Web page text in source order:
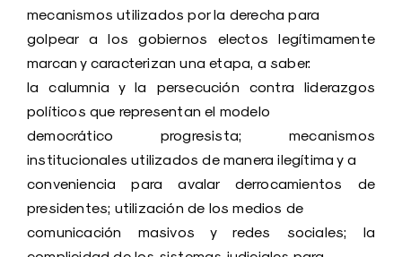
mecanismos utilizados por la derecha para
golpear a los gobiernos electos legítimamente
marcan y caracterizan una etapa, a saber:
la calumnia y la persecución contra liderazgos
políticos que representan el modelo
democrático progresista; mecanismos
institucionales utilizados de manera ilegítima y a
conveniencia para avalar derrocamientos de
presidentes; utilización de los medios de
comunicación masivos y redes sociales; la